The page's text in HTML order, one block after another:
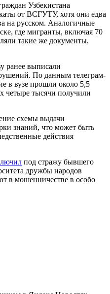
Узбекистана
от ВСГУТУ, хотя они едва
на русском. Аналогичные
где мигранты, включая 70
такие же документы,
ранее выписали
По данным телеграм-
в вузе прошли около 5,5
четыре тысячи получили
схемы выдачи
знаний, что может быть
действия
под стражу бывшего
дружбы народов
в мошенничестве в особо